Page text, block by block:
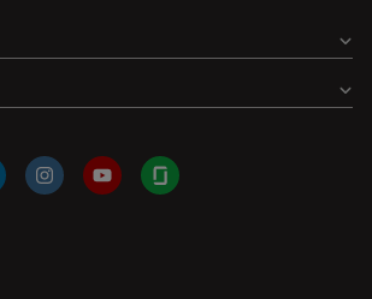
InstagramYouTubeGlassdoor